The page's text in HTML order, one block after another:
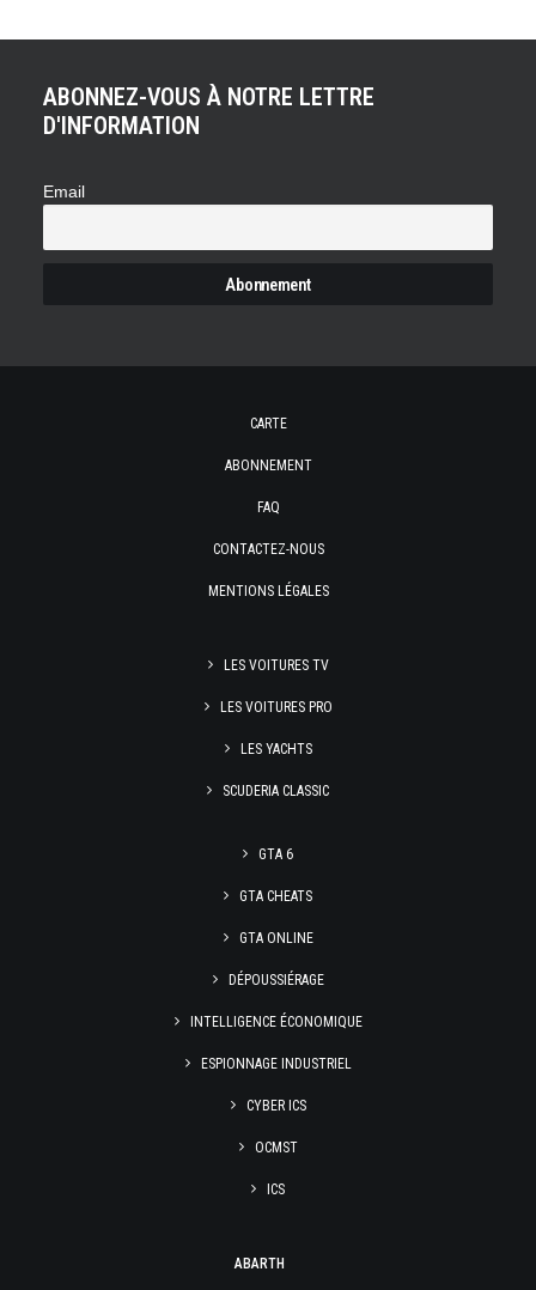
ABONNEZ-VOUS À NOTRE LETTRE
D'INFORMATION
Email
CARTE
ABONNEMENT
FAQ
CONTACTEZ-NOUS
MENTIONS LÉGALES
LES VOITURES TV
LES VOITURES PRO
LES YACHTS
SCUDERIA CLASSIC
GTA 6
GTA CHEATS
GTA ONLINE
DÉPOUSSIÉRAGE
INTELLIGENCE ÉCONOMIQUE
ESPIONNAGE INDUSTRIEL
CYBER ICS
OCMST
ICS
ABARTH